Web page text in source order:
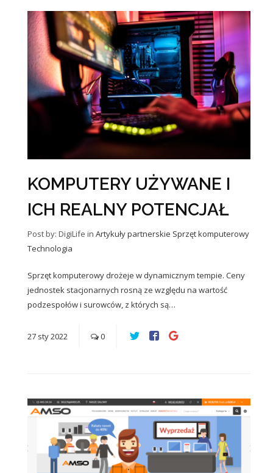
KOMPUTERY UŻYWANE I
ICH REALNY POTENCJAŁ
Post by: DigiLife in Artykuły partnerskie Sprzęt komputerowy
Technologia
Sprzęt komputerowy drożeje w dynamicznym tempie. Ceny
jednostek stacjonarnych rosną ze względu na wartość
podzespołów i surowców, z których są…
27 sty2022 0